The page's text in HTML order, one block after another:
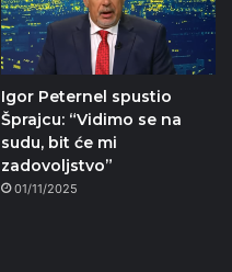
Igor Peternel spustio
Šprajcu: “Vidimo se na
sudu, bit će mi
zadovoljstvo”
01/11/2025